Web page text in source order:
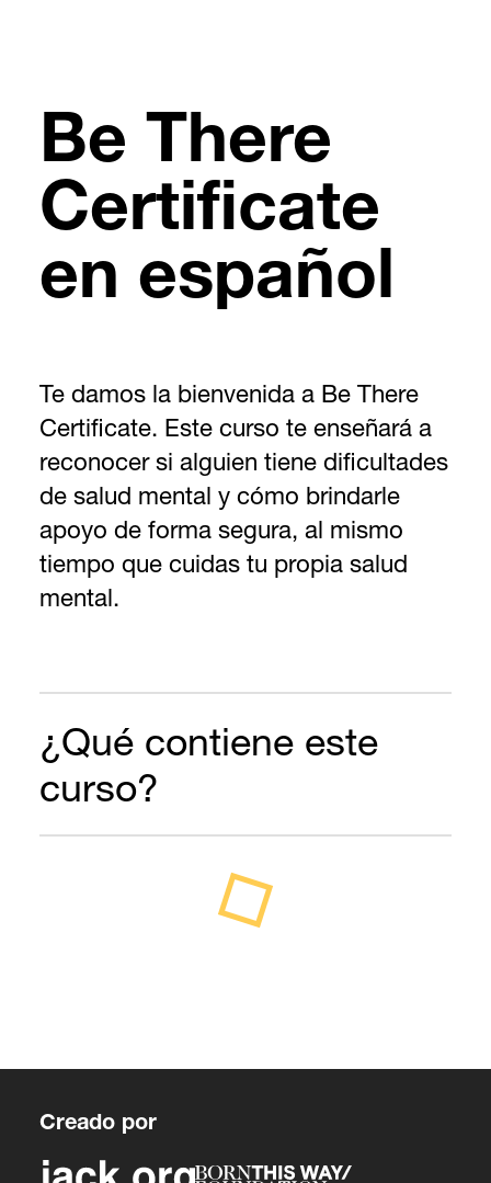
Be There
Certificate
en español
Te damos la bienvenida a Be There
Certificate. Este curso te enseñará a
reconocer si alguien tiene dificultades
de salud mental y cómo brindarle
apoyo de forma segura, al mismo
tiempo que cuidas tu propia salud
mental.
¿Qué contiene este
curso?
Creado por